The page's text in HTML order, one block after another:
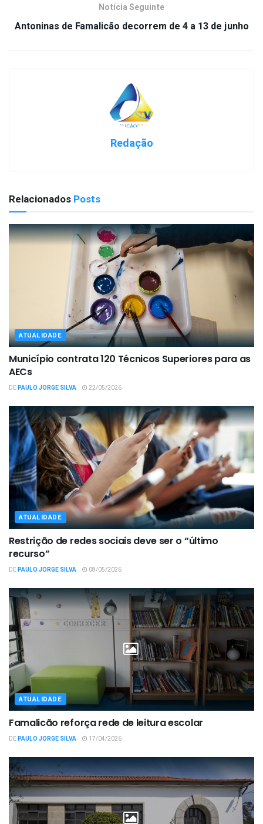
Notícia Seguinte
Antoninas de Famalicão decorrem de 4 a 13 de junho
Redação
Relacionados Posts
ATUALIDADE
Município contrata 120 Técnicos Superiores para as
AECs
DEPAULO JORGE SILVA 22/05/2026
ATUALIDADE
Restrição de redes sociais deve ser o “último
recurso”
DEPAULO JORGE SILVA 08/05/2026
ATUALIDADE
Famalicão reforça rede de leitura escolar
DEPAULO JORGE SILVA 17/04/2026